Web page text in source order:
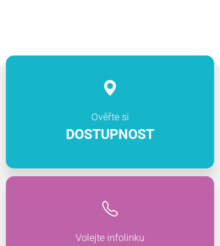
Ověřte si
DOSTUPNOST
Volejte infolinku